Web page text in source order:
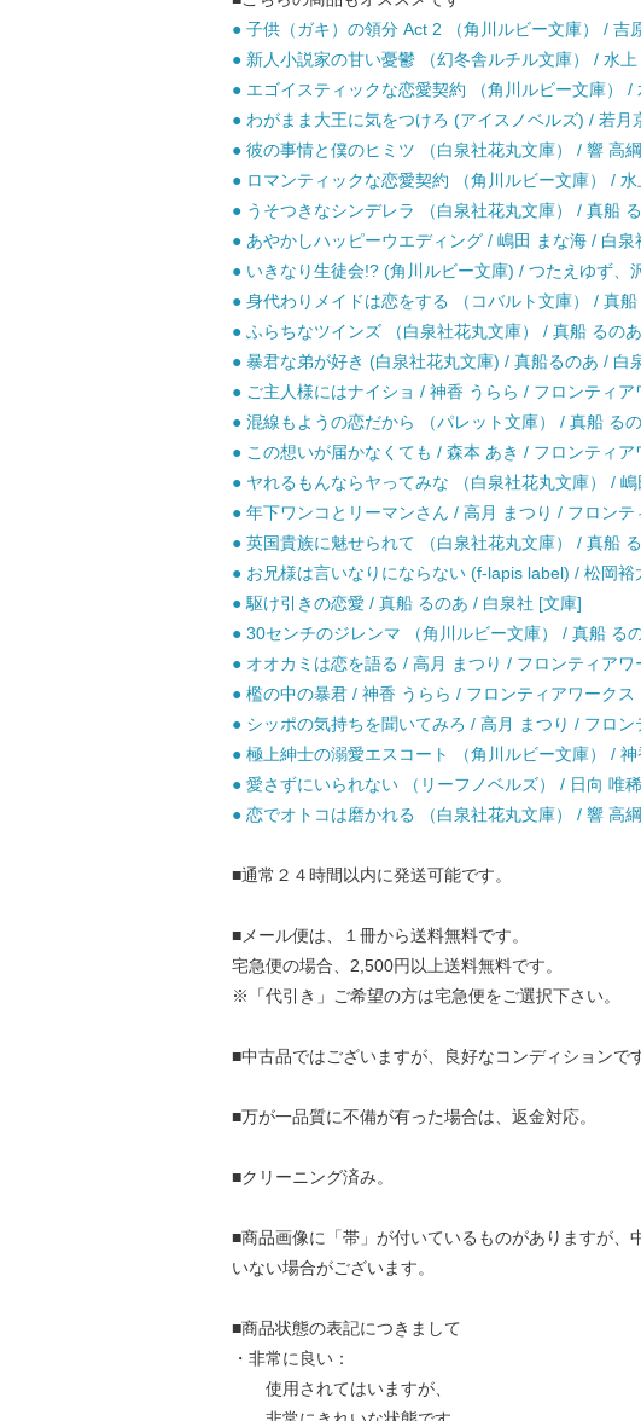
● 子供（ガキ）の領分 Act 2 （角川ルビー文庫） / 吉
● 新人小説家の甘い憂鬱 （幻冬舎ルチル文庫） / 水
● エゴイスティックな恋愛契約 （角川ルビー文庫） /
● わがまま大王に気をつけろ (アイスノベルズ) / 若月
● 彼の事情と僕のヒミツ （白泉社花丸文庫） / 響 高
● ロマンティックな恋愛契約 （角川ルビー文庫） /
● うそつきなシンデレラ （白泉社花丸文庫） / 真船
● あやかしハッピーウエディング / 嶋田 まな海 / 白泉
● いきなり生徒会!? (角川ルビー文庫) / つたえゆず、
● 身代わりメイドは恋をする （コバルト文庫） / 真
● ふらちなツインズ （白泉社花丸文庫） / 真船 るの
● 暴君な弟が好き (白泉社花丸文庫) / 真船るのあ / 白
● ご主人様にはナイショ / 神香 うらら / フロンティア
● 混線もようの恋だから （パレット文庫） / 真船 る
● この想いが届かなくても / 森本 あき / フロンティア
● ヤれるもんならヤってみな （白泉社花丸文庫） /
● 年下ワンコとリーマンさん / 高月 まつり / フロンテ
● 英国貴族に魅せられて （白泉社花丸文庫） / 真船
● お兄様は言いなりにならない (f-lapis label) / 松岡
● 駆け引きの恋愛 / 真船 るのあ / 白泉社 [文庫]
● 30センチのジレンマ （角川ルビー文庫） / 真船 る
● オオカミは恋を語る / 高月 まつり / フロンティアワ
● 檻の中の暴君 / 神香 うらら / フロンティアワークス
● シッポの気持ちを聞いてみろ / 高月 まつり / フロ
● 極上紳士の溺愛エスコート （角川ルビー文庫） /
● 愛さずにいられない （リーフノベルズ） / 日向 唯
● 恋でオトコは磨かれる （白泉社花丸文庫） / 響 高
■通常２４時間以内に発送可能です。
■メール便は、１冊から送料無料です。
宅急便の場合、2,500円以上送料無料です。
※「代引き」ご希望の方は宅急便をご選択下さい。
■中古品ではございますが、良好なコンディションです
■万が一品質に不備が有った場合は、返金対応。
■クリーニング済み。
■商品画像に「帯」が付いているものがありますが、
いない場合がございます。
■商品状態の表記につきまして
・非常に良い：
使用されてはいますが、